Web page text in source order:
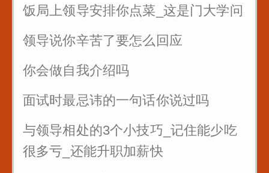
饭局上领导安排你点菜_这是门大学问
领导说你辛苦了要怎么回应
你会做自我介绍吗
面试时最忌讳的一句话你说过吗
与领导相处的3个小技巧_记住能少吃
很多亏_还能升职加薪快